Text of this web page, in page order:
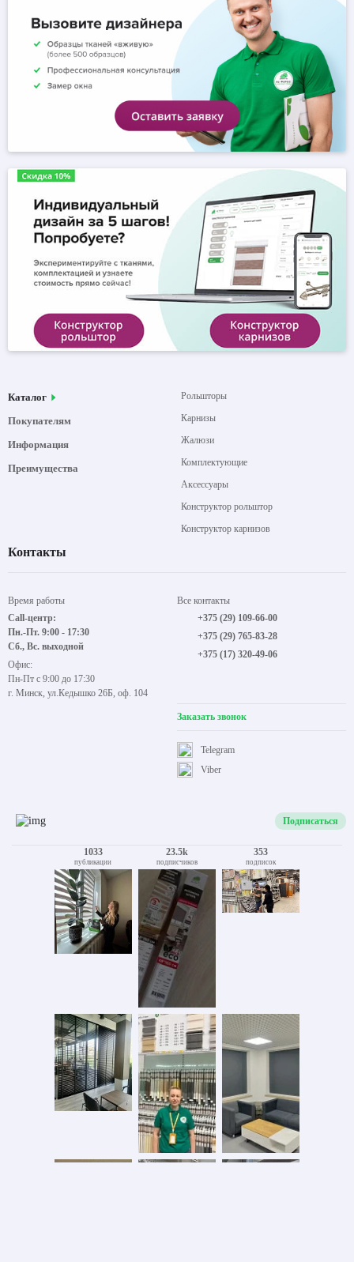
Каталог
Покупателям
Информация
Преимущества
Рольшторы
Карнизы
Жалюзи
Комплектующие
Аксессуары
Конструктор рольштор
Конструктор карнизов
Контакты
Время работы
Call-центр:
Пн.-Пт. 9:00 - 17:30
Сб., Вс. выходной
Офис:
Пн-Пт с 9:00 до 17:30
г. Минск, ул.Кедышко 26Б, оф. 104
Все контакты
+375 (29) 109-66-00
+375 (29) 765-83-28
+375 (17) 320-49-06
Заказать звонок
Viber
Telegram
Подписаться
1033
публикации
23.5k
подписчиков
353
подписок